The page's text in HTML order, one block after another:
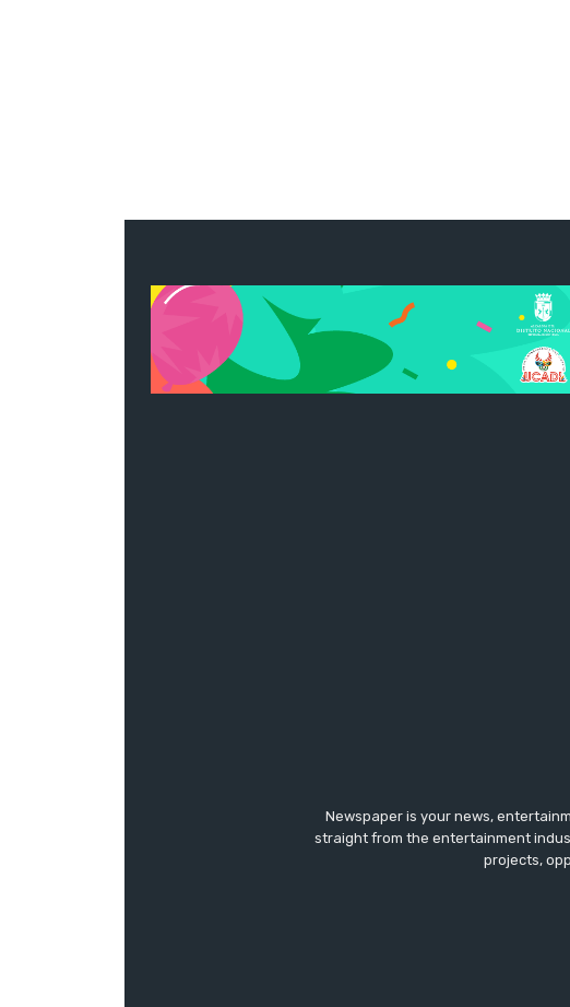
Newspaper is your news,
straight from the entertainment
projects,